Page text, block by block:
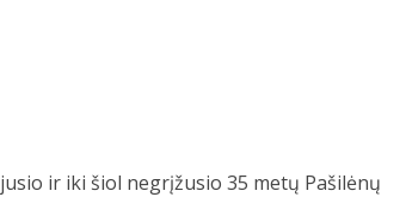
ir iki šiol negrįžusio 35 metų Pašilėnų